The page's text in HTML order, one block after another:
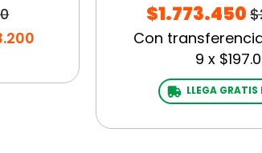
$1.773.450
Con
9 x
LLEGA